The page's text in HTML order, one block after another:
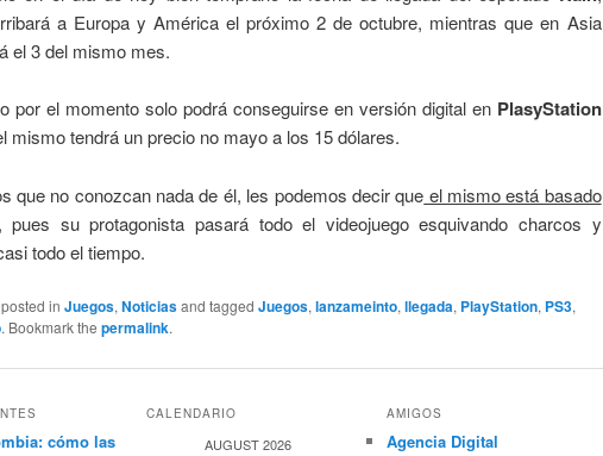
a Europa y América el próximo 2 de octubre, mientras que en Asia
el 3 del mismo mes.
por el momento solo podrá conseguirse en versión digital en PlasyStation
mismo tendrá un precio no mayo a los 15 dólares.
que no conozcan nada de él, les podemos decir que el mismo está basado
pues su protagonista pasará todo el videojuego esquivando charcos y
todo el tiempo.
posted inJuegos,Noticiasand taggedJuegos,lanzameinto,llegada, PlayStation, PS3,
. Bookmark thepermalink.
cómo las
CALENDARIO
AUGUST 2026
AMIGOS
Agencia Digital